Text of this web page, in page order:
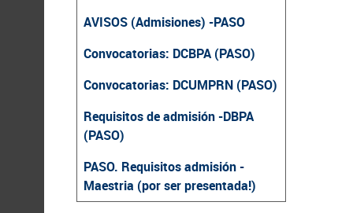
AVISOS (Admisiones) -PASO
Convocatorias: DCBPA (PASO)
Convocatorias: DCUMPRN (PASO)
Requisitos de admisión -DBPA
(PASO)
PASO. Requisitos admisión -
Maestria (por ser presentada!)